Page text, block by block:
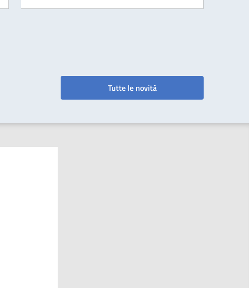
Tutte le novità